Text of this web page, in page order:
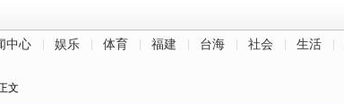
中心 娱乐 体育 福建 台海 社会 生活
文